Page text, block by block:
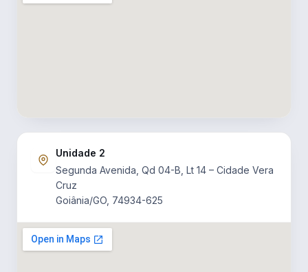
Unidade 2
Segunda Avenida, Qd 04-B, Lt 14 – Cidade Vera
Cruz
Goiânia/GO, 74934-625